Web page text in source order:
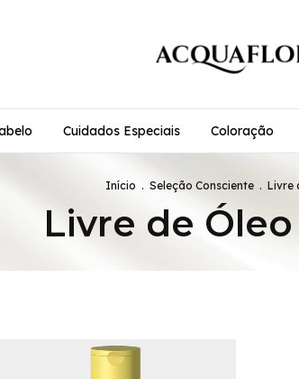
Cuidados Especiais Coloração
Início . Seleção Consciente . Livre
Livre de